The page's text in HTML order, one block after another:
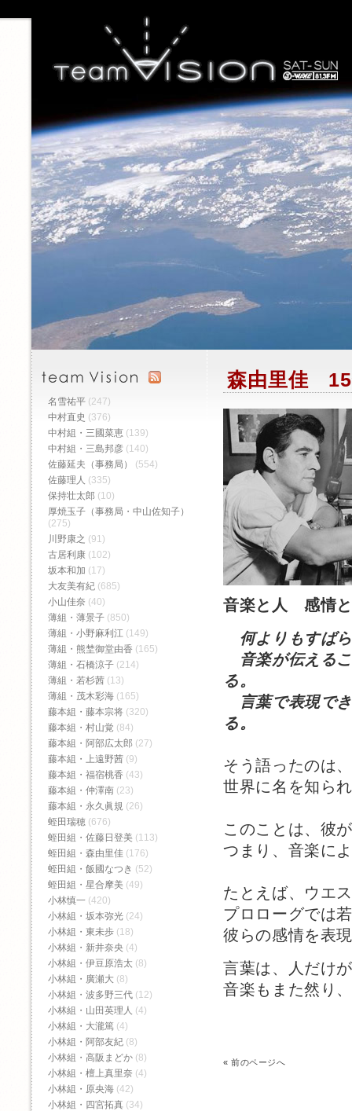
森由里佳 15
音楽と人 感情と
何よりもすば
音楽が伝える
る。
言葉で表現で
る。
そう語ったのは
世界に名を知ら
このことは、彼
つまり、音楽に
たとえば、ウエ
プロローグでは
彼らの感情を表
言葉は、人だけ
音楽もまた然り
«前のページへ
名雪祐平 (247)
中村直史 (376)
中村組・三國菜恵 (139)
中村組・三島邦彦 (140)
佐藤延夫（事務局）
(554)
佐藤理人 (335)
保持壮太郎 (10)
厚焼玉子（事務局・中山佐知子）
(275)
川野康之 (91)
古居利康 (102)
坂本和加 (17)
大友美有紀 (685)
小山佳奈 (40)
薄組・薄景子 (850)
薄組・小野麻利江 (149)
薄組・熊埜御堂由香 (165)
薄組・石橋涼子 (214)
薄組・若杉茜 (13)
薄組・茂木彩海 (165)
藤本組・藤本宗将 (320)
藤本組・村山覚 (84)
藤本組・阿部広太郎 (27)
藤本組・上遠野茜 (9)
藤本組・福宿桃香‬ (43)
藤本組・仲澤南 (23)
藤本組・永久眞規 (26)
蛭田瑞穂 (676)
蛭田組・佐藤日登美 (113)
蛭田組・森由里佳 (176)
蛭田組・飯國なつき (52)
蛭田組・星合摩美 (49)
小林慎一 (420)
小林組・坂本弥光 (24)
小林組・東未歩 (18)
小林組・新井奈央 (4)
小林組・伊豆原浩太 (8)
小林組・廣瀬大 (8)
小林組・波多野三代 (12)
小林組・山田英理人 (4)
小林組・大瀧篤 (4)
小林組・阿部友紀 (8)
小林組・高阪まどか (8)
小林組・檀上真里奈 (4)
小林組・原央海 (42)
小林組・四宮拓真 (34)